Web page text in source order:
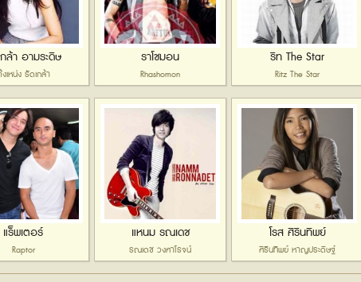
ล้า อามระดิษ
เหน่ง รัดเกล้า
ราโชมอน
Rhashomon
ริท The Star
Ritz The Star
แร็พเตอร์
Raptor
แหนม รณเดช
รณเดช วงศาโรจน์
โรส ศิรินทิพย์
ศิรินทิพย์ หาญประดิษฐ์